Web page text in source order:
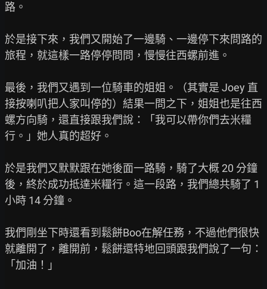
路。
於是接下來，我們又開始了一邊騎、一邊停下來問路的
旅程，就這樣一路停停問問，慢慢往西螺前進。
最後，我們又遇到一位騎車的姐姐。（其實是 Joey 直
接按喇叭把人家叫停的）結果一問之下，姐姐也是往西
螺方向騎，還直接跟我們說：「我可以帶你們去米糧
行。」她人真的超好。
於是我們又默默跟在她後面一路騎，騎了大概 20 分鐘
後，終於成功抵達米糧行。這一段路，我們總共騎了 1
小時 14 分鐘。
我們剛坐下時還看到鬆餅Boo在解任務，不過他們很快
就離開了，離開前，鬆餅還特地回頭跟我們說了一句：
「加油！」